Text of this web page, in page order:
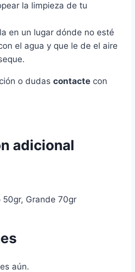
la limpieza de tu
en un lugar dónde no esté
el agua y que le de el aire
o dudas contacte con
adicional
50gr, Grande 70gr
aún.